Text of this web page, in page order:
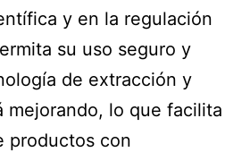
y en la regulación
su uso seguro y
de extracción y
mejorando, lo que facilita
productos con